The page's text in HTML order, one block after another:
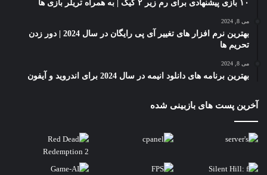
۱۰ بازی پیشنهادی برای رم زیر ۲ گیگ | به همراه تریلر بازی ها
می 8, 2024
بهترین نرم افزار های تغییر آی پی رایگان در سال 2024 | دور زدن
تحریم ها
می 8, 2024
بهترین برنامه های دانلود انیمه در سال 2024 برای اندروید و آیفون
آخرین پست های بازبینی شده